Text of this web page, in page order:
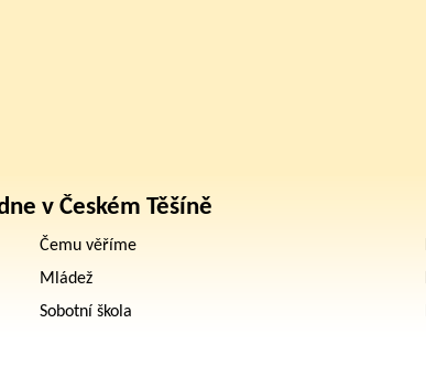
v Českém Těšíně
Čemu věříme
Mládež
Sobotní škola